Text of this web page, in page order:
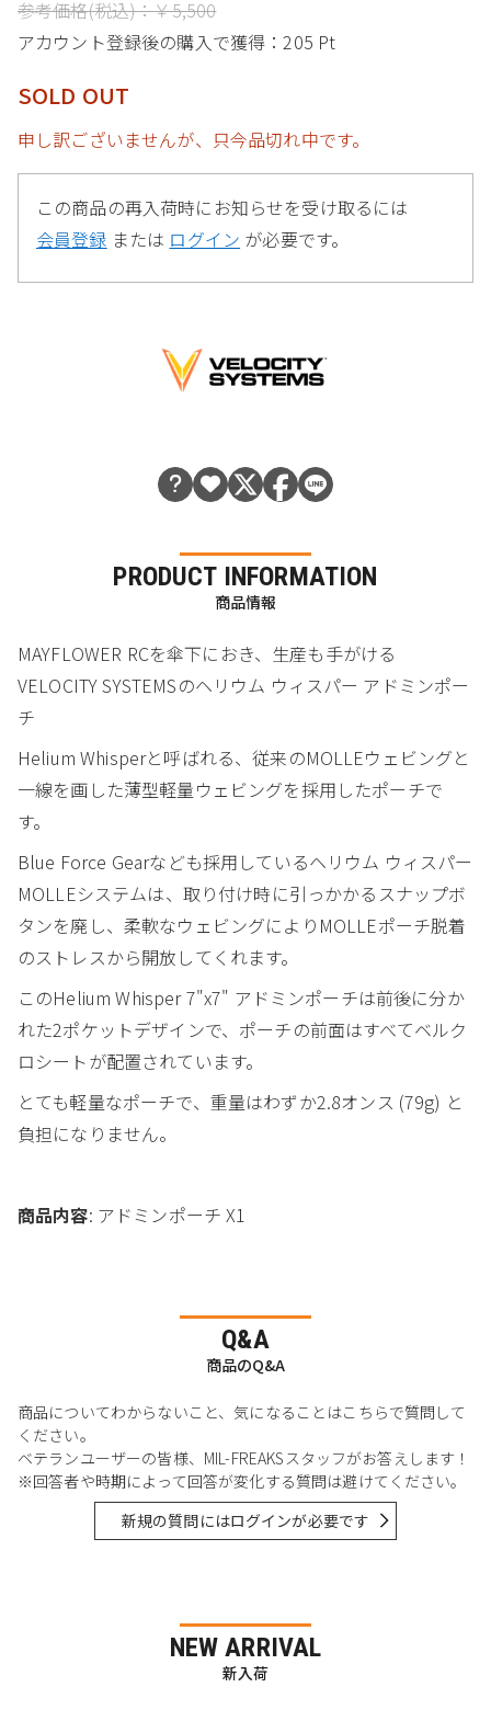
参考価格(税込)：￥5,500
アカウント登録後の購入で獲得：205 Pt
SOLD OUT
申し訳ございませんが、只今品切れ中です。
この商品の再入荷時にお知らせを受け取るには
会員登録 または ログイン が必要です。
PRODUCT INFORMATION
商品情報
MAYFLOWER RCを傘下におき、生産も手がける
VELOCITY SYSTEMSのヘリウム ウィスパー アドミンポー
チ
Helium Whisperと呼ばれる、従来のMOLLEウェビングと
一線を画した薄型軽量ウェビングを採用したポーチで
す。
Blue Force Gearなども採用しているヘリウム ウィスパー
MOLLEシステムは、取り付け時に引っかかるスナップボ
タンを廃し、柔軟なウェビングによりMOLLEポーチ脱着
のストレスから開放してくれます。
このHelium Whisper 7"x7" アドミンポーチは前後に分か
れた2ポケットデザインで、ポーチの前面はすべてベルク
ロシートが配置されています。
とても軽量なポーチで、重量はわずか2.8オンス (79g) と
負担になりません。
商品内容: アドミンポーチ X1
Q&A
商品のQ&A
商品についてわからないこと、気になることはこちらで質問して
ください。
ベテランユーザーの皆様、MIL-FREAKSスタッフがお答えします！
※回答者や時期によって回答が変化する質問は避けてください。
新規の質問にはログインが必要です
NEW ARRIVAL
新入荷